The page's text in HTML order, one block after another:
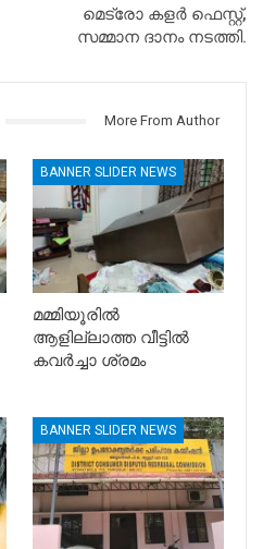
മെട്രോ കളർ ഫെസ്റ്റ്,
സമ്മാന ദാനം നടത്തി.
More From Author
BANNER SLIDER NEWS
മമ്മിയൂരിൽ
ആളില്ലാത്ത വീട്ടിൽ
കവർച്ചാ ശ്രമം
BANNER SLIDER NEWS